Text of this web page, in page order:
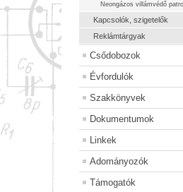
Neongázos villámvédő
Kapcsolók, szigetelők
Reklámtárgyak
Csődobozok
Évfordulók
Szakkönyvek
Dokumentumok
Linkek
Adományozók
Támogatók